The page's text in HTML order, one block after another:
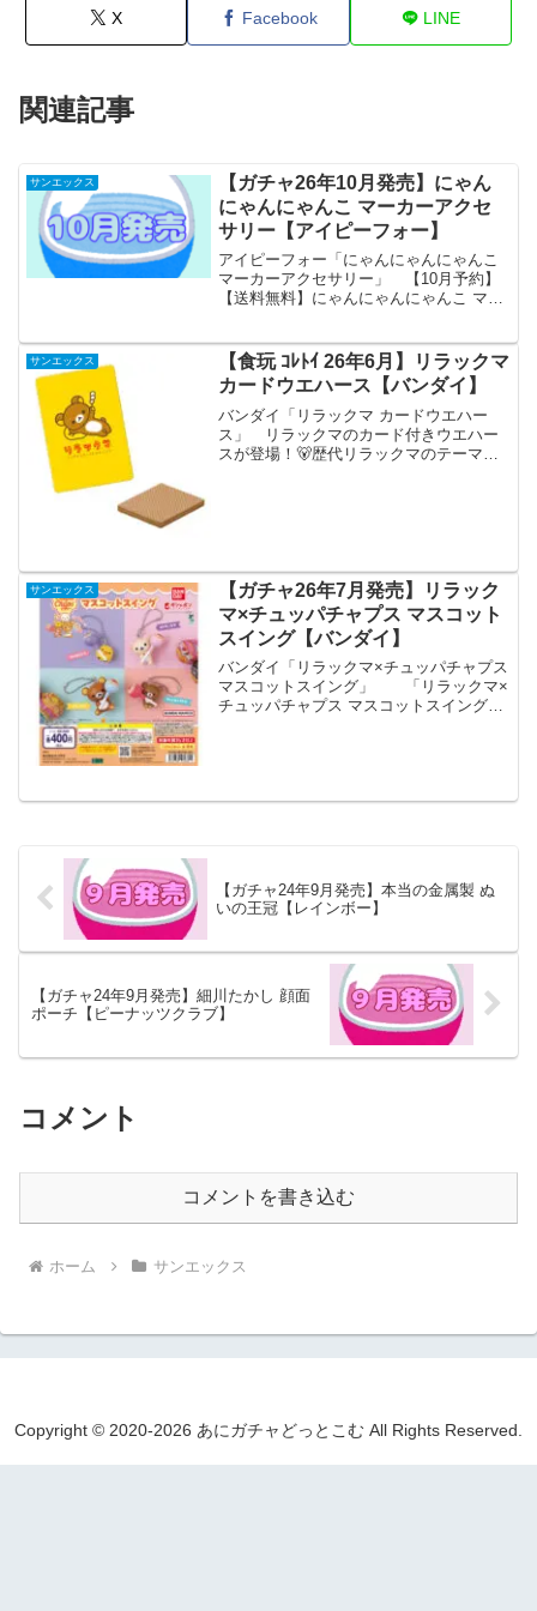
X Facebook LINE
関連記事
サンエックス
【ガチャ26年10月発売】にゃん
にゃんにゃんこ マーカーアクセ
サリー【アイピーフォー】
アイピーフォー「にゃんにゃんにゃんこ
マーカーアクセサリー」 【10月予約】
【送料無料】にゃんにゃんにゃんこ マー
サリー」が全国のカプセルトイ売り場か
ら発売されま...
サンエックス
【食玩 ｺﾚﾄｲ 26年6月】リラックマ
カードウエハース【バンダイ】
バンダイ「リラックマ カードウエハー
ス」 リラックマのカード付きウエハー
スが登場！🐻歴代リラックマのテーマよ
サンエックス
【ガチャ26年7月発売】リラック
マ×チュッパチャプス マスコット
スイング【バンダイ】
バンダイ「リラックマ×チュッパチャプス
マスコットスイング」 「リラックマ×
チュッパチャプス マスコットスイング」
【ガチャ24年9月発売】本当の金属製 ぬ
いの王冠【レインボー】
【ガチャ24年9月発売】細川たかし 顔面
ポーチ【ピーナッツクラブ】
コメント
コメントを書き込む
ホーム サンエックス
Copyright © 2020-2026 あにガチャどっとこむ All Rights Reserved.